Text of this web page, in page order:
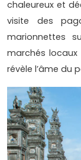
chaleureux et
visite des
marionnettes
marchés
révèle l’âme du